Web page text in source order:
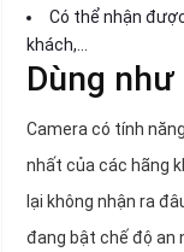
Có thể nhận
khách,...
Dùng
Camera có tính
nhất của các hãng
lại không nhận ra
đang bật chế độ an